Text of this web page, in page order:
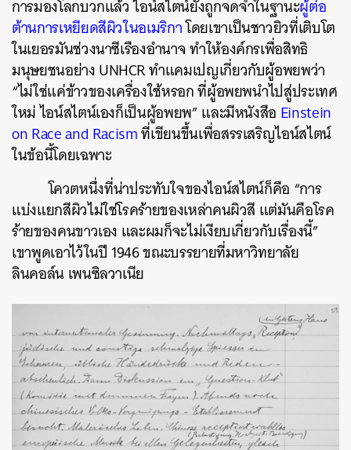
การมองโลกบวกแล้ว ไอน์สไตน์ยังถูกจดจำในฐานะผู้ต่อ
ต้านการเหยียดสีผิวในอเมริกาโดยเขาเป็นชาวยิวที่เติบโต
ในเยอรมันช่วงนาซีเรืองอำนาจ ทำให้องค์กรเพื่อสิทธิ
มนุษยชนอย่าง UNHCR ทำแคมเปญเกี่ยวกับผู้อพยพว่า
“ไม่ใช่แค่ข้าวของเครื่องใช้หรอก ที่ผู้อพยพนำไปสู่ประเทศ
ใหม่ ไอน์สไตน์เองก็เป็นผู้อพยพ” และมีหนังสือ Einstein
on Race and Racismที่เขียนขึ้นเพื่อสรรเสริญไอน์สไตน์
ในข้อนี้โดยเฉพาะ
โควตหนึ่งที่น่าประทับใจของไอน์สไตน์ก็คือ “การ
แบ่งแยกสีผิวไม่ใช่โรคร้ายของเหล่าคนผิวสี แต่มันคือโรค
ร้ายของคนขาวเอง และผมก็จะไม่เงียบเกี่ยวกับเรื่องนี้”
เขาพูดเอาไว้ในปี 1946 ขณะบรรยายที่มหาวิทยาลัย
ลินคอล์น เพนซิลวาเนีย